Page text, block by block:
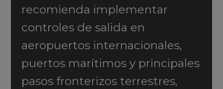
recomienda implementar
controles de salida en
aeropuertos internacionales,
puertos marítimos y principales
pasos fronterizos terrestres,